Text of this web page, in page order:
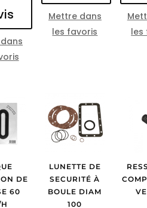
Mettre dans
les favoris
les
DE
60
LUNETTE DE
SECURITÉ À
BOULE DIAM
100